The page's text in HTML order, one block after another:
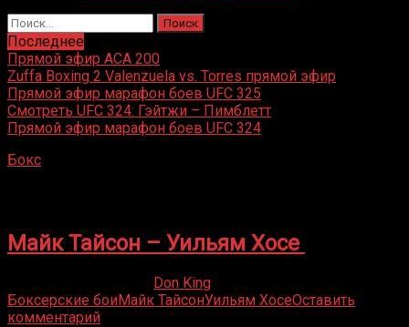
Найти:
Последнее
Прямой эфир ACA 200
Zuffa Boxing 2 Valenzuela vs. Torres прямой эфир
Прямой эфир марафон боев UFC 325
Смотреть UFC 324: Гэйтжи – Пимблетт
Прямой эфир марафон боев UFC 324
Бокс
Майк Тайсон – Уильям Хосе
Don King
Боксерские боиМайк ТайсонУильям ХосеОставить
комментарий